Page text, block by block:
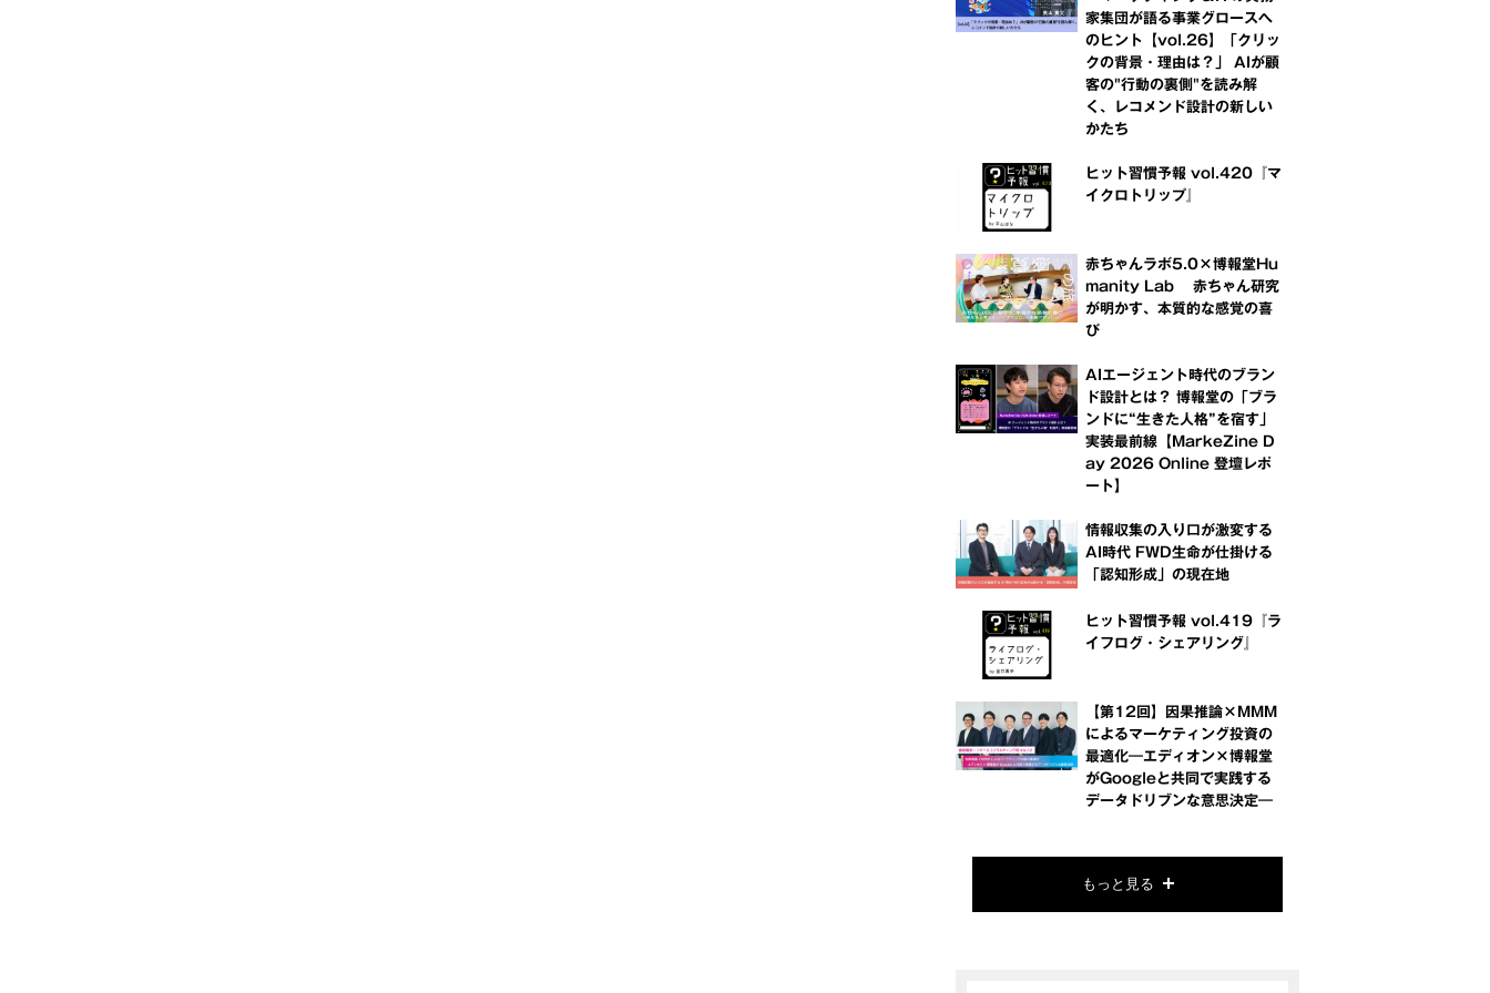
家集団が語る事業グロースへ
のヒント【vol.26】「クリッ
クの背景・理由は？」 AIが顧
客の"行動の裏側"を読み解
く、レコメンド設計の新しい
かたち
ヒット習慣予報 vol.420『マ
イクロトリップ』
赤ちゃんラボ5.0×博報堂Hu
manity Lab 赤ちゃん研究
が明かす、本質的な感覚の喜
び
AIエージェント時代のブラン
ド設計とは？ 博報堂の「ブラ
ンドに“生きた人格”を宿す」
実装最前線【MarkeZine D
ay 2026 Online 登壇レポ
ート】
情報収集の入り口が激変する
AI時代 FWD生命が仕掛ける
「認知形成」の現在地
ヒット習慣予報 vol.419『ラ
イフログ・シェアリング』
【第12回】因果推論×MMM
によるマーケティング投資の
最適化―エディオン×博報堂
がGoogleと共同で実践する
データドリブンな意思決定―
もっと見る